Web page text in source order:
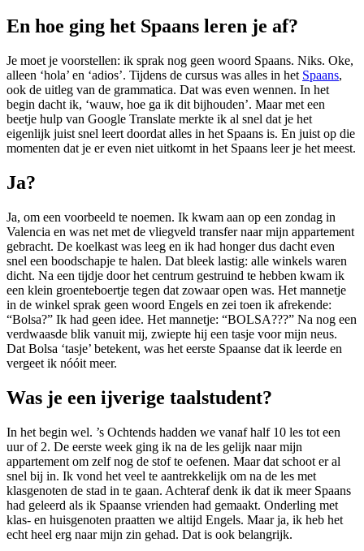
En hoe ging het Spaans leren je af?
Je moet je voorstellen: ik sprak nog geen woord Spaans. Niks. Oke,
alleen ‘hola’ en ‘adios’. Tijdens de cursus was alles in het Spaans,
ook de uitleg van de grammatica. Dat was even wennen. In het
begin dacht ik, ‘wauw, hoe ga ik dit bijhouden’. Maar met een
beetje hulp van Google Translate merkte ik al snel dat je het
eigenlijk juist snel leert doordat alles in het Spaans is. En juist op die
momenten dat je er even niet uitkomt in het Spaans leer je het meest.
Ja?
Ja, om een voorbeeld te noemen. Ik kwam aan op een zondag in
Valencia en was net met de vliegveld transfer naar mijn appartement
gebracht. De koelkast was leeg en ik had honger dus dacht even
snel een boodschapje te halen. Dat bleek lastig: alle winkels waren
dicht. Na een tijdje door het centrum gestruind te hebben kwam ik
een klein groenteboertje tegen dat zowaar open was. Het mannetje
in de winkel sprak geen woord Engels en zei toen ik afrekende:
“Bolsa?” Ik had geen idee. Het mannetje: “BOLSA???” Na nog een
verdwaasde blik vanuit mij, zwiepte hij een tasje voor mijn neus.
Dat Bolsa ‘tasje’ betekent, was het eerste Spaanse dat ik leerde en
vergeet ik nóóit meer.
Was je een ijverige taalstudent?
In het begin wel. ’s Ochtends hadden we vanaf half 10 les tot een
uur of 2. De eerste week ging ik na de les gelijk naar mijn
appartement om zelf nog de stof te oefenen. Maar dat schoot er al
snel bij in. Ik vond het veel te aantrekkelijk om na de les met
klasgenoten de stad in te gaan. Achteraf denk ik dat ik meer Spaans
had geleerd als ik Spaanse vrienden had gemaakt. Onderling met
klas- en huisgenoten praatten we altijd Engels. Maar ja, ik heb het
echt heel erg naar mijn zin gehad. Dat is ook belangrijk.